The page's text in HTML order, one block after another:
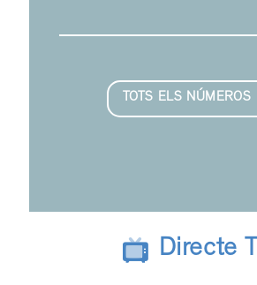
TOTS ELS NÚMEROS
Directe